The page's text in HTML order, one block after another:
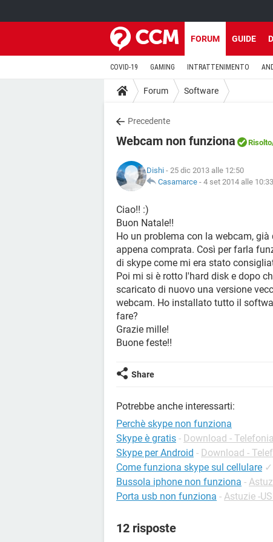
FORUM GUIDE
COVID-19 GAMING INTRATTENIMENTO
Forum Software
Precedente
Webcam non funziona Risolto
Dishi - 25 dic 2013 alle 12:50
Casamarce - 4 set 2014 alle 10:33
Ciao!! :)
Buon Natale!!
Ho un problema con la webcam,
appena comprata. Così per farla
di skype come mi era stato
Poi mi si è rotto l'hard disk e dopo
scaricato di nuovo una versione
webcam. Ho installato tutto il
fare?
Grazie mille!
Buone feste!!
Share
Potrebbe anche interessarti:
Perchè skype non funziona
Skype è gratis - Download -
Skype per Android - Download -
Come funziona skype sul cellulare ✓
Bussola iphone non funziona -
Porta usb non funziona - Astuzie -
12 risposte